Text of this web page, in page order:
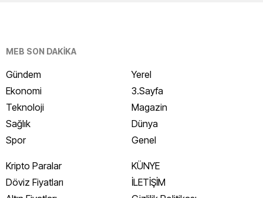
MEB SON DAKİKA
Gündem
Ekonomi
Teknoloji
Sağlık
Spor
Yerel
3.Sayfa
Magazin
Dünya
Genel
Kripto Paralar
Döviz Fiyatları
KÜNYE
İLETİŞİM